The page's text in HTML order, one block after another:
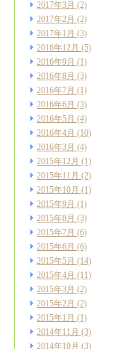
2017年3月 (2)
2017年2月 (2)
2017年1月 (3)
2016年12月 (5)
2016年9月 (1)
2016年8月 (3)
2016年7月 (1)
2016年6月 (3)
2016年5月 (4)
2016年4月 (10)
2016年3月 (4)
2015年12月 (1)
2015年11月 (2)
2015年10月 (1)
2015年9月 (1)
2015年8月 (3)
2015年7月 (6)
2015年6月 (6)
2015年5月 (14)
2015年4月 (11)
2015年3月 (2)
2015年2月 (2)
2015年1月 (1)
2014年11月 (3)
2014年10月 (3)